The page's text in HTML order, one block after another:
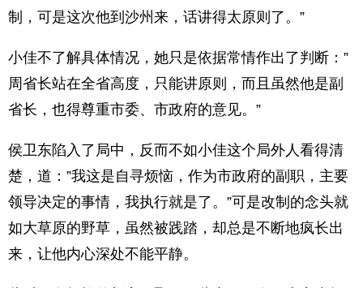
制，可是这次他到沙州来，话讲得太原则了。”
小佳不了解具体情况，她只是依据常情作出了判断：”
周省长站在全省高度，只能讲原则，而且虽然他是副
省长，也得尊重市委、市政府的意见。”
侯卫东陷入了局中，反而不如小佳这个局外人看得清
楚，道：”我这是自寻烦恼，作为市政府的副职，主要
领导决定的事情，我执行就是了。”可是改制的念头就
如大草原的野草，虽然被践踏，却总是不断地疯长出
来，让他内心深处不能平静。